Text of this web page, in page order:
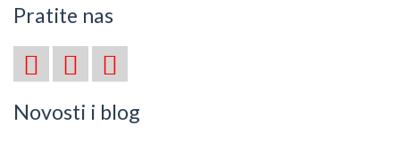
Pratite nas
Novosti i blog